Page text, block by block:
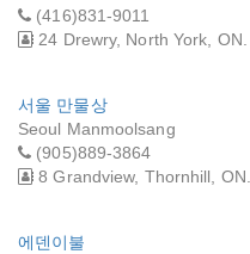
(416)831-9011
24 Drewry, North York,
서울 만물상
Seoul Manmoolsang
(905)889-3864
8 Grandview, Thornhill,
에덴이불